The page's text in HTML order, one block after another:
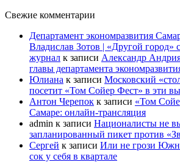
Свежие комментарии
Департамент экономразвития
Владислав Зотов | «Другой город»
журнал к записи Александр
главы департамента
Юлиана к записи Московский
посетит «Том Сойер Фест» в эти
Антон Черепок к записи «Том
Самаре: онлайн-трансляция
admin к записи Националисты не
запланированный пикет против
Сергей к записи Или не грози
сок у себя в квартале